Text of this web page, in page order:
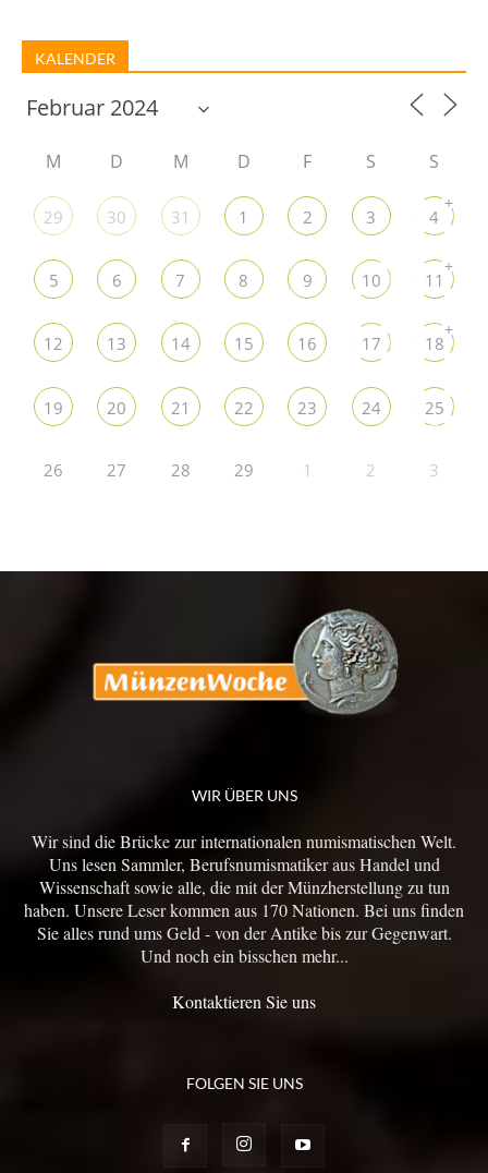
KALENDER
M D M D F S S
29 30 31 1 2 3 4
+
5 6 7 8 9 10 11
+
12 13 14 15 16 17 18
+
19 20 21 22 23 24 25
26 27 28 29 1 2 3
WIR ÜBER UNS
Wir sind die Brücke zur internationalen numismatischen Welt.
Uns lesen Sammler, Berufsnumismatiker aus Handel und
Wissenschaft sowie alle, die mit der Münzherstellung zu tun
haben. Unsere Leser kommen aus 170 Nationen. Bei uns finden
Sie alles rund ums Geld - von der Antike bis zur Gegenwart.
Und noch ein bisschen mehr...
Kontaktieren Sie uns
FOLGEN SIE UNS